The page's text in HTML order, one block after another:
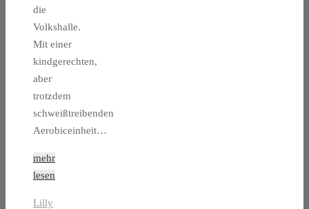
die
Volkshalle.
Mit einer
kindgerechten,
aber
trotzdem
schweißtreibenden
Aerobiceinheit…
mehr
lesen
Lilly